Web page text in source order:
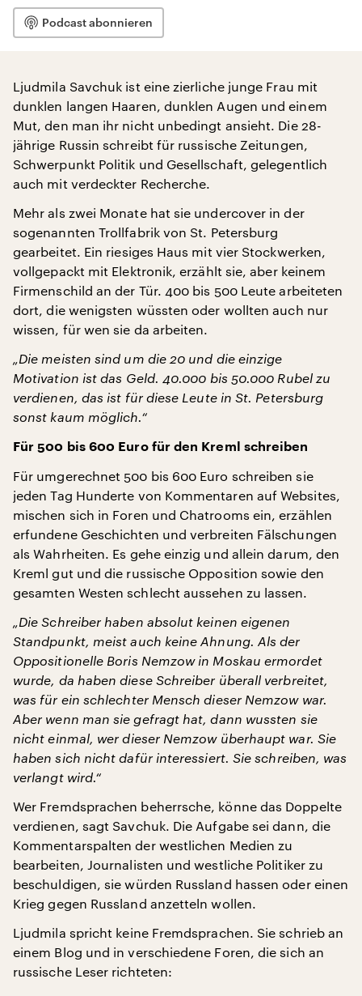
Podcast abonnieren
Ljudmila Savchuk ist eine zierliche junge Frau mit
dunklen langen Haaren, dunklen Augen und einem
Mut, den man ihr nicht unbedingt ansieht. Die 28-
jährige Russin schreibt für russische Zeitungen,
Schwerpunkt Politik und Gesellschaft, gelegentlich
auch mit verdeckter Recherche.
Mehr als zwei Monate hat sie undercover in der
sogenannten Trollfabrik von St. Petersburg
gearbeitet. Ein riesiges Haus mit vier Stockwerken,
vollgepackt mit Elektronik, erzählt sie, aber keinem
Firmenschild an der Tür. 400 bis 500 Leute arbeiteten
dort, die wenigsten wüssten oder wollten auch nur
wissen, für wen sie da arbeiten.
„Die meisten sind um die 20 und die einzige
Motivation ist das Geld. 40.000 bis 50.000 Rubel zu
verdienen, das ist für diese Leute in St. Petersburg
sonst kaum möglich.“
Für 500 bis 600 Euro für den Kreml schreiben
Für umgerechnet 500 bis 600 Euro schreiben sie
jeden Tag Hunderte von Kommentaren auf Websites,
mischen sich in Foren und Chatrooms ein, erzählen
erfundene Geschichten und verbreiten Fälschungen
als Wahrheiten. Es gehe einzig und allein darum, den
Kreml gut und die russische Opposition sowie den
gesamten Westen schlecht aussehen zu lassen.
„Die Schreiber haben absolut keinen eigenen
Standpunkt, meist auch keine Ahnung. Als der
Oppositionelle Boris Nemzow in Moskau ermordet
wurde, da haben diese Schreiber überall verbreitet,
was für ein schlechter Mensch dieser Nemzow war.
Aber wenn man sie gefragt hat, dann wussten sie
nicht einmal, wer dieser Nemzow überhaupt war. Sie
haben sich nicht dafür interessiert. Sie schreiben, was
verlangt wird.“
Wer Fremdsprachen beherrsche, könne das Doppelte
verdienen, sagt Savchuk. Die Aufgabe sei dann, die
Kommentarspalten der westlichen Medien zu
bearbeiten, Journalisten und westliche Politiker zu
beschuldigen, sie würden Russland hassen oder einen
Krieg gegen Russland anzetteln wollen.
Ljudmila spricht keine Fremdsprachen. Sie schrieb an
einem Blog und in verschiedene Foren, die sich an
russische Leser richteten: